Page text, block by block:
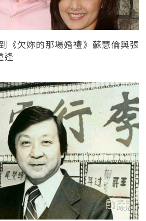
《欠妳的那場婚禮》蘇慧倫與張
逢